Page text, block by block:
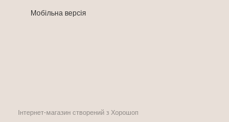
Мобільна версія
Інтернет-магазин створений з Хорошоп